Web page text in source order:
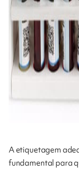
A etiquetagem
fundamental para